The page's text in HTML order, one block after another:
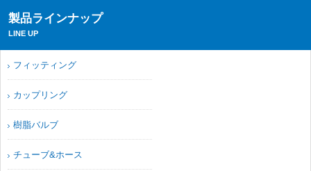
製品ラインナップ
LINE UP
フィッティング
カップリング
樹脂バルブ
チューブ&ホース